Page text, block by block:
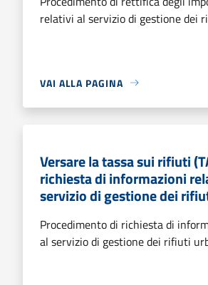
relativi al servizio di gestione dei
VAI ALLA PAGINA
Versare la tassa sui rifiuti
richiesta di informazioni
servizio di gestione dei
Procedimento di richiesta di
al servizio di gestione dei rifiuti